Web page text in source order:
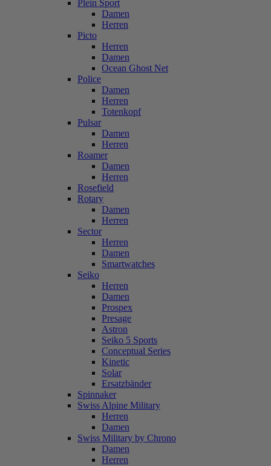
Plein Sport
Damen
Herren
Picto
Herren
Damen
Ocean Ghost Net
Police
Damen
Herren
Totenkopf
Pulsar
Damen
Herren
Roamer
Damen
Herren
Rosefield
Rotary
Damen
Herren
Sector
Herren
Damen
Smartwatches
Seiko
Herren
Damen
Prospex
Presage
Astron
Seiko 5 Sports
Conceptual Series
Kinetic
Solar
Ersatzbänder
Spinnaker
Swiss Alpine Military
Herren
Damen
Swiss Military by Chrono
Damen
Herren